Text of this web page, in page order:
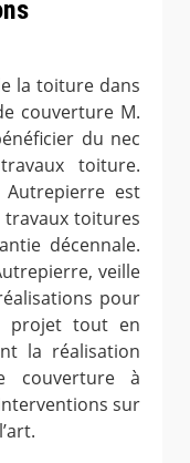
la toiture dans
couverture M.
du nec
toiture.
Autrepierre est
travaux toitures
décennale.
veille
pour
projet tout en
la réalisation
couverture à
sur